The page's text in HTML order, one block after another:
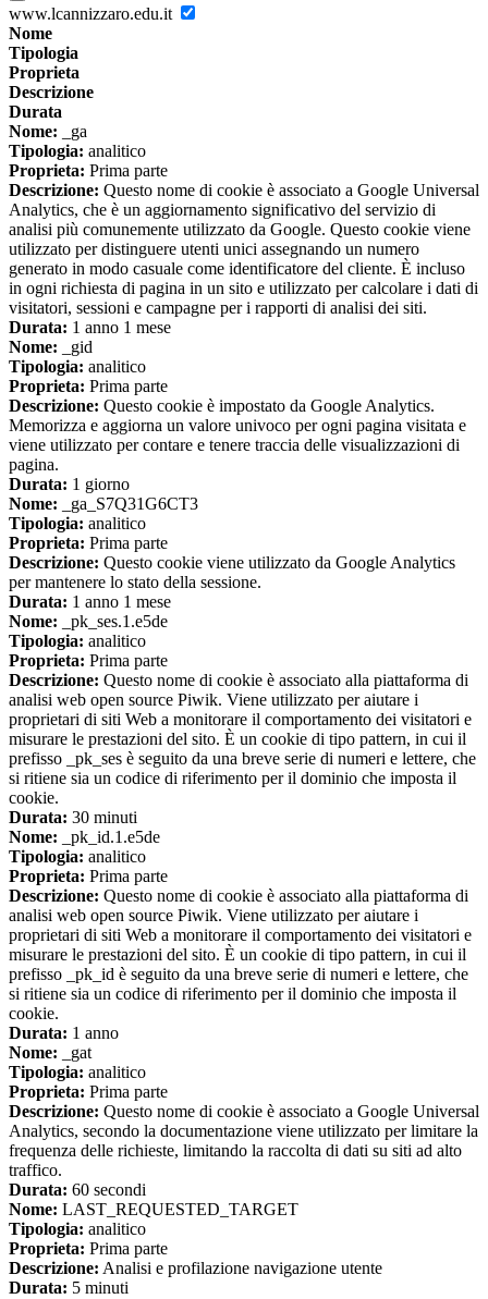
www.lcannizzaro.edu.it
Nome
Tipologia
Proprieta
Descrizione
Durata
Nome: _ga
Tipologia: analitico
Proprieta: Prima parte
Descrizione: Questo nome di cookie è associato a Google Universal
Analytics, che è un aggiornamento significativo del servizio di
analisi più comunemente utilizzato da Google. Questo cookie viene
utilizzato per distinguere utenti unici assegnando un numero
generato in modo casuale come identificatore del cliente. È incluso
in ogni richiesta di pagina in un sito e utilizzato per calcolare i dati di
visitatori, sessioni e campagne per i rapporti di analisi dei siti.
Durata: 1 anno 1 mese
Nome: _gid
Tipologia: analitico
Proprieta: Prima parte
Descrizione: Questo cookie è impostato da Google Analytics.
Memorizza e aggiorna un valore univoco per ogni pagina visitata e
viene utilizzato per contare e tenere traccia delle visualizzazioni di
pagina.
Durata: 1 giorno
Nome: _ga_S7Q31G6CT3
Tipologia: analitico
Proprieta: Prima parte
Descrizione: Questo cookie viene utilizzato da Google Analytics
per mantenere lo stato della sessione.
Durata: 1 anno 1 mese
Nome: _pk_ses.1.e5de
Tipologia: analitico
Proprieta: Prima parte
Descrizione: Questo nome di cookie è associato alla piattaforma di
analisi web open source Piwik. Viene utilizzato per aiutare i
proprietari di siti Web a monitorare il comportamento dei visitatori e
misurare le prestazioni del sito. È un cookie di tipo pattern, in cui il
prefisso _pk_ses è seguito da una breve serie di numeri e lettere, che
si ritiene sia un codice di riferimento per il dominio che imposta il
cookie.
Durata: 30 minuti
Nome: _pk_id.1.e5de
Tipologia: analitico
Proprieta: Prima parte
Descrizione: Questo nome di cookie è associato alla piattaforma di
analisi web open source Piwik. Viene utilizzato per aiutare i
proprietari di siti Web a monitorare il comportamento dei visitatori e
misurare le prestazioni del sito. È un cookie di tipo pattern, in cui il
prefisso _pk_id è seguito da una breve serie di numeri e lettere, che
si ritiene sia un codice di riferimento per il dominio che imposta il
cookie.
Durata: 1 anno
Nome: _gat
Tipologia: analitico
Proprieta: Prima parte
Descrizione: Questo nome di cookie è associato a Google Universal
Analytics, secondo la documentazione viene utilizzato per limitare la
frequenza delle richieste, limitando la raccolta di dati su siti ad alto
traffico.
Durata: 60 secondi
Nome: LAST_REQUESTED_TARGET
Tipologia: analitico
Proprieta: Prima parte
Descrizione: Analisi e profilazione navigazione utente
Durata: 5 minuti